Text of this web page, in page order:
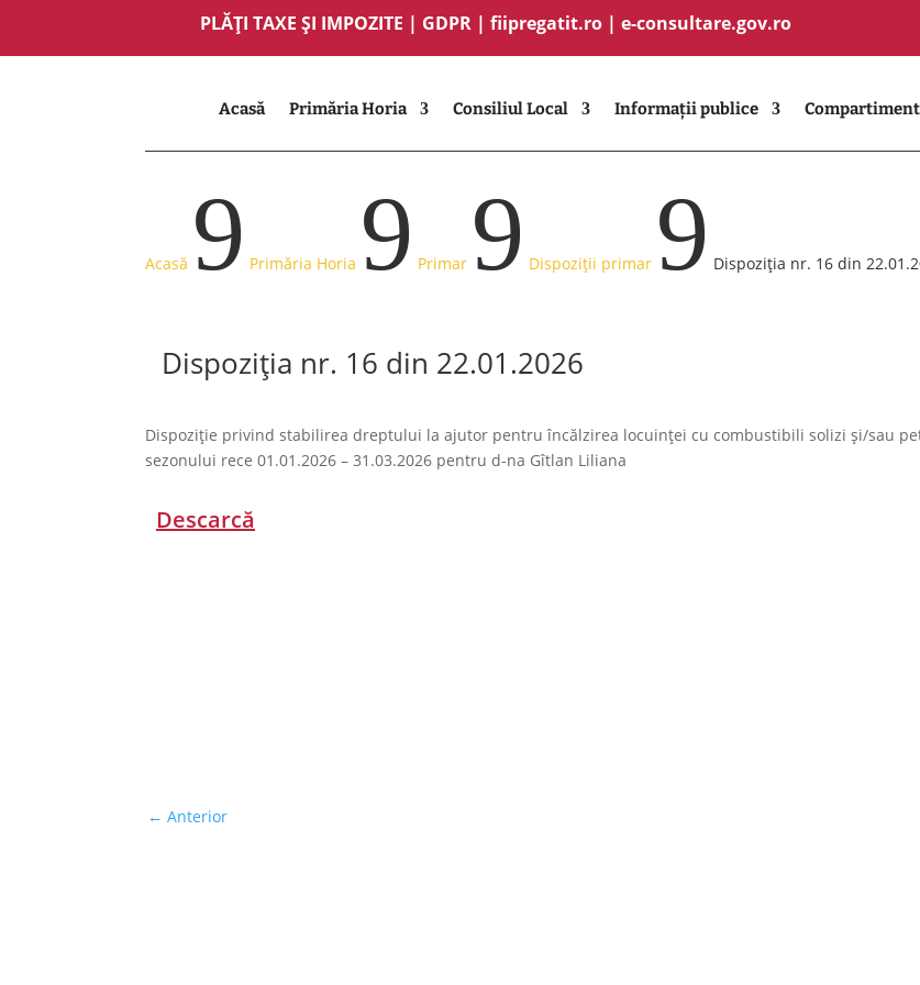
PLĂȚI TAXE ȘI IMPOZITE | GDPR | fiipregatit.ro | e-consultare.gov.ro
Acasă Primăria Horia Consiliul Local Informații publice
Acasă 9 Primăria Horia 9 Primar 9 Dispoziții primar 9 Dispoziția nr. 16 din
Dispoziția nr. 16 din 22.01.2026
Dispoziție privind stabilirea dreptului la ajutor pentru încălzirea locuinței cu combustibili solizi și/sau
sezonului rece 01.01.2026 – 31.03.2026 pentru d-na Gîtlan Liliana
Descarcă
←Anterior